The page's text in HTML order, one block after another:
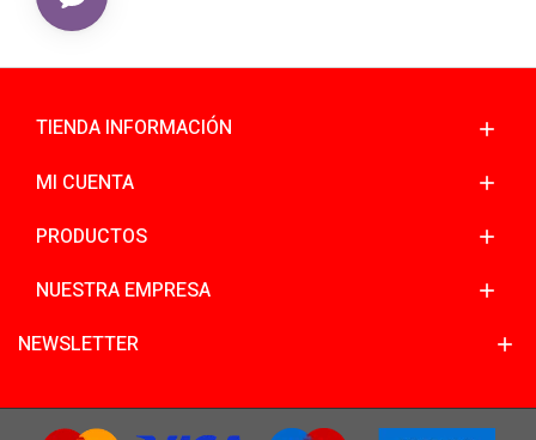
TIENDA INFORMACIÓN
MI CUENTA
PRODUCTOS
NUESTRA EMPRESA
NEWSLETTER